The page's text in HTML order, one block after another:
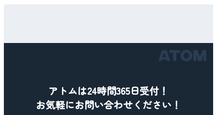
アトムは24時間365日受付！
お気軽にお問い合わせください！